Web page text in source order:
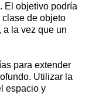
El objetivo podría
clase de objeto
a la vez que un
para extender
Utilizar la
espacio y